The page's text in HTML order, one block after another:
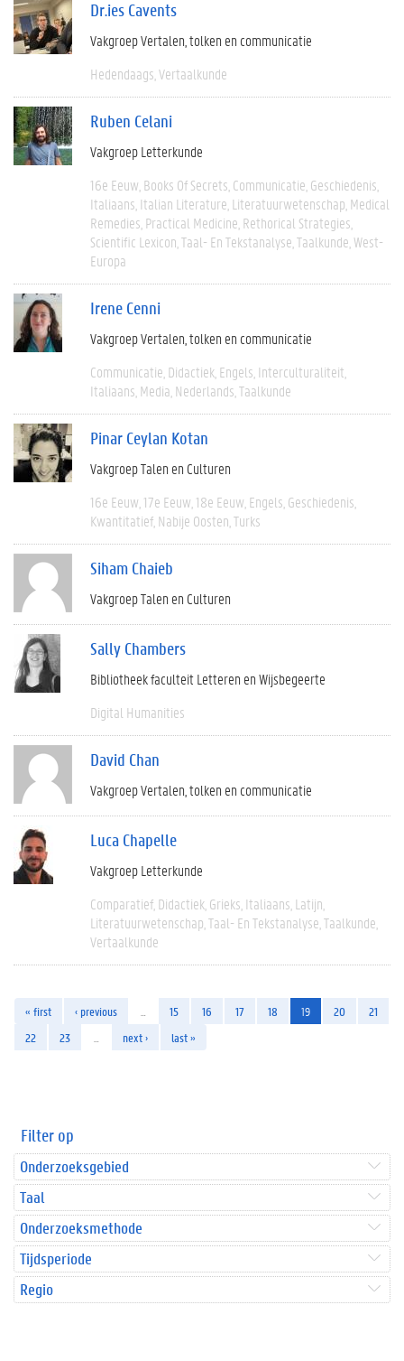
Dr.ies Cavents
Vakgroep Vertalen, tolken en communicatie
Hedendaags Vertaalkunde
Ruben Celani
Vakgroep Letterkunde
16e Eeuw Books Of Secrets Communicatie Geschiedenis
Italiaans Italian Literature Literatuurwetenschap Medical
Remedies Practical Medicine Rethorical Strategies
Scientific Lexicon Taal- En Tekstanalyse Taalkunde West-
Europa
Irene Cenni
Vakgroep Vertalen, tolken en communicatie
Communicatie Didactiek Engels Interculturaliteit
Italiaans Media Nederlands Taalkunde
Pinar Ceylan Kotan
Vakgroep Talen en Culturen
16e Eeuw 17e Eeuw 18e Eeuw Engels Geschiedenis
Kwantitatief Nabije Oosten Turks
Siham Chaieb
Vakgroep Talen en Culturen
Sally Chambers
Bibliotheek faculteit Letteren en Wijsbegeerte
Digital Humanities
David Chan
Vakgroep Vertalen, tolken en communicatie
Luca Chapelle
Vakgroep Letterkunde
Comparatief Didactiek Grieks Italiaans Latijn
Literatuurwetenschap Taal- En Tekstanalyse Taalkunde
Vertaalkunde
« first ‹ previous 15 16 17 18 19 20
21
22
23 next › last »
Filter op
Onderzoeksgebied
Taal
Onderzoeksmethode
Tijdsperiode
Regio